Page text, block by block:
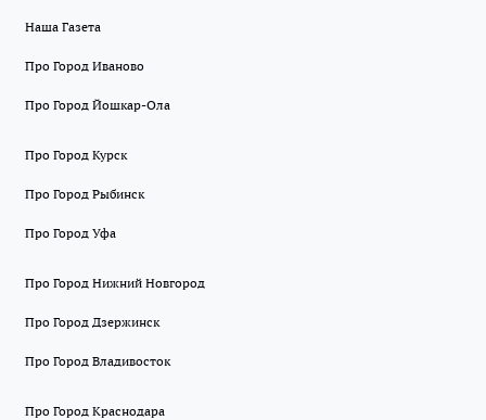
Наша Газета
Про Город Иваново
Про Город Йошкар-Ола
Про Город Курск
Про Город Рыбинск
Про Город Уфа
Про Город Нижний Новгород
Про Город Дзержинск
Про Город Владивосток
Про Город Краснодара